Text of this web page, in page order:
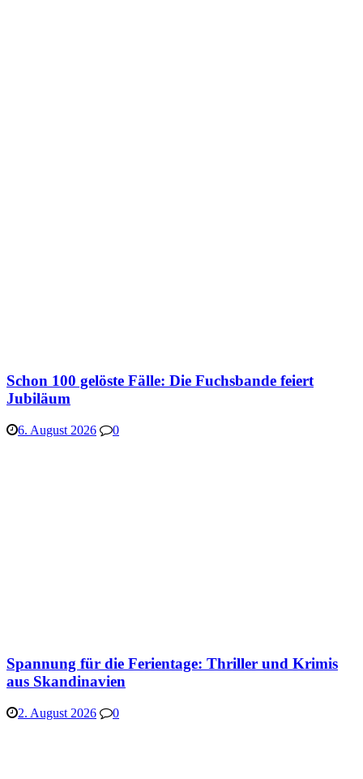
Schon 100 gelöste Fälle: Die Fuchsbande feiert
Jubiläum
6. August 2026 0
Spannung für die Ferientage: Thriller und Krimis
aus Skandinavien
2. August 2026 0